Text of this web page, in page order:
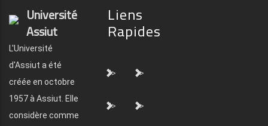
Université
Assiut
L'Université
d'Assiut a été
créée en octobre
1957 à Assiut. Elle
considère comme
Liens
Rapides
"> ">
"> ">